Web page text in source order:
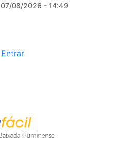
07/08/2026 - 14:49
Entrar